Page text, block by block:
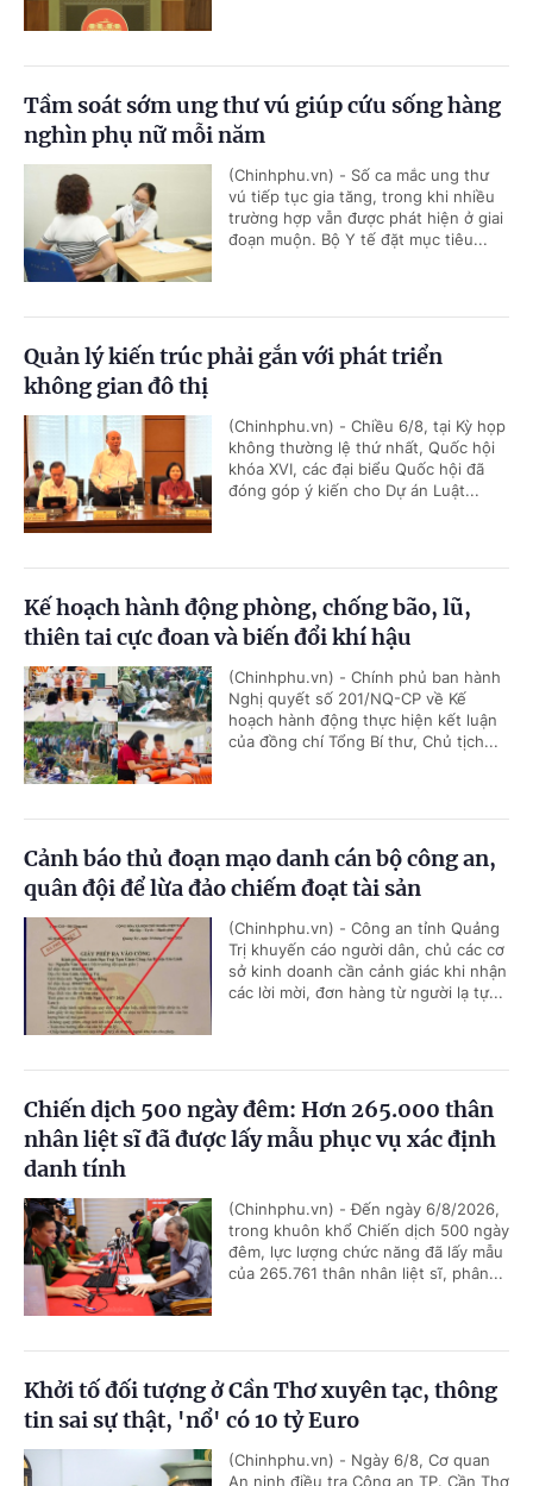
Tầm soát sớm ung thư vú giúp cứu sống hàng
nghìn phụ nữ mỗi năm
(Chinhphu.vn) - Số ca mắc ung thư
vú tiếp tục gia tăng, trong khi nhiều
trường hợp vẫn được phát hiện ở giai
đoạn muộn. Bộ Y tế đặt mục tiêu...
Quản lý kiến trúc phải gắn với phát triển
không gian đô thị
(Chinhphu.vn) - Chiều 6/8, tại Kỳ họp
không thường lệ thứ nhất, Quốc hội
khóa XVI, các đại biểu Quốc hội đã
đóng góp ý kiến cho Dự án Luật...
Kế hoạch hành động phòng, chống bão, lũ,
thiên tai cực đoan và biến đổi khí hậu
(Chinhphu.vn) - Chính phủ ban hành
Nghị quyết số 201/NQ-CP về Kế
hoạch hành động thực hiện kết luận
của đồng chí Tổng Bí thư, Chủ tịch...
Cảnh báo thủ đoạn mạo danh cán bộ công an,
quân đội để lừa đảo chiếm đoạt tài sản
(Chinhphu.vn) - Công an tỉnh Quảng
Trị khuyến cáo người dân, chủ các cơ
sở kinh doanh cần cảnh giác khi nhận
các lời mời, đơn hàng từ người lạ tự...
Chiến dịch 500 ngày đêm: Hơn 265.000 thân
nhân liệt sĩ đã được lấy mẫu phục vụ xác định
danh tính
(Chinhphu.vn) - Đến ngày 6/8/2026,
trong khuôn khổ Chiến dịch 500 ngày
đêm, lực lượng chức năng đã lấy mẫu
của 265.761 thân nhân liệt sĩ, phân...
Khởi tố đối tượng ở Cần Thơ xuyên tạc, thông
tin sai sự thật, 'nổ' có 10 tỷ Euro
(Chinhphu.vn) - Ngày 6/8, Cơ quan
An ninh điều tra Công an TP. Cần Thơ